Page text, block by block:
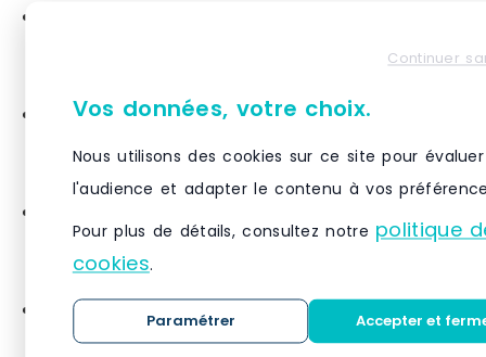
mezzanines de stockage, plateformes à
Équipements industriels : vestiaires,
armoires d’atelier, armoires fortes,
dessertes d’atelier.
chariots à étages, chariots pour
préparation de commandes, transpalettes.
Cloisons industrielles: cloisons grillagées
et tôlées.
Continuer
Vos données, votre choix.
Nous utilisons des cookies sur ce site pour évaluer
l'audience et adapter le contenu à vos
Pour plus de détails, consultez notre politique
cookies.
Paramétrer Accepter et